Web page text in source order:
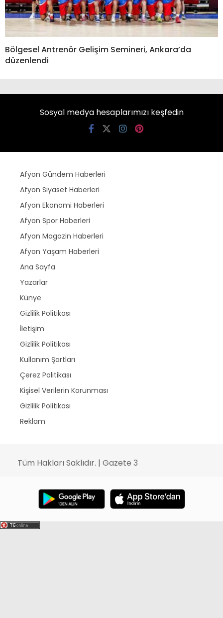
Bölgesel Antrenör Gelişim Semineri, Ankara’da
düzenlendi
Sosyal medya hesaplarımızı keşfedin
Afyon Gündem Haberleri
Afyon Siyaset Haberleri
Afyon Ekonomi Haberleri
Afyon Spor Haberleri
Afyon Magazin Haberleri
Afyon Yaşam Haberleri
Ana Sayfa
Yazarlar
Künye
Gizlilik Politikası
İletişim
Gizlilik Politikası
Kullanım Şartları
Çerez Politikası
Kişisel Verilerin Korunması
Gizlilik Politikası
Reklam
Tüm Hakları Saklıdır. | Gazete 3